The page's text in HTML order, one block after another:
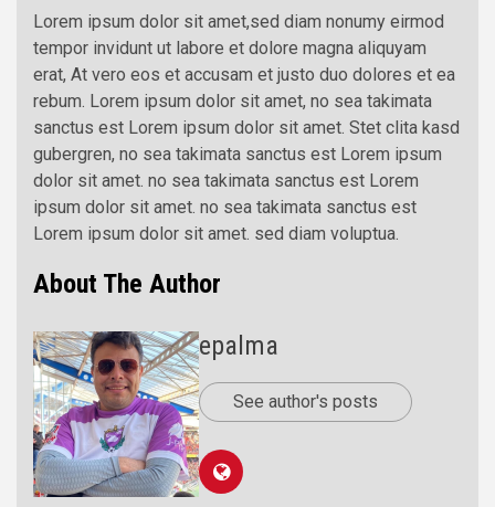
Lorem ipsum dolor sit amet,sed diam nonumy eirmod
tempor invidunt ut labore et dolore magna aliquyam
erat, At vero eos et accusam et justo duo dolores et ea
rebum. Lorem ipsum dolor sit amet, no sea takimata
sanctus est Lorem ipsum dolor sit amet. Stet clita kasd
gubergren, no sea takimata sanctus est Lorem ipsum
dolor sit amet. no sea takimata sanctus est Lorem
ipsum dolor sit amet. no sea takimata sanctus est
Lorem ipsum dolor sit amet. sed diam voluptua.
About The Author
epalma
See author's posts